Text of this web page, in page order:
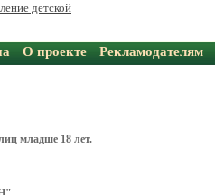
детской
О проекте Рекламодателям
младше 18 лет.